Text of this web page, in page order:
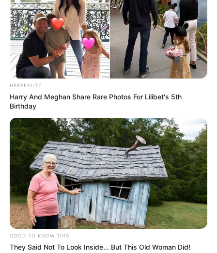
HERBEAUTY
Harry And Meghan Share Rare Photos For Lilibet's 5th
Birthday
GOOD TO KNOW THIS
They Said Not To Look Inside... But This Old Woman Did!